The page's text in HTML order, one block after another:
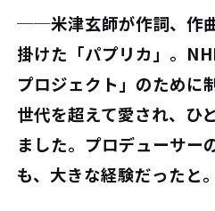
──米津玄師が作詞、作
掛けた「パプリカ」。
プロジェクト」のために
世代を超えて愛され、ひ
ました。プロデューサー
も、大きな経験だったと。